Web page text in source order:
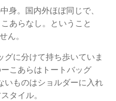
身。国内外ほぼ同じで、
あらなし。ということ
ん。
グに分けて持ち歩いていま
こあらはトートバッグ
いものはショルダーに入れ
タイル。